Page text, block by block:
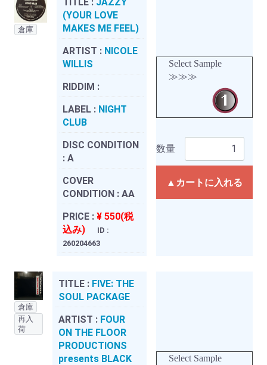
倉庫
(YOUR LOVE
MAKES ME FEEL)
ARTIST : NICOLE
WILLIS
RIDDIM :
LABEL : NIGHT
CLUB
DISC CONDITION
: A
COVER
CONDITION : AA
PRICE : ¥ 550(税
込み)
ID :
260204663
Select Sample
≫≫≫
数量
▲カートに入れる
倉庫
再入
荷
TITLE : FIVE: THE
SOUL PACKAGE
ARTIST : FOUR
ON THE FLOOR
PRODUCTIONS
presents BLACK
Select Sample